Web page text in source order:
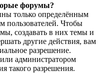
форумы?
только определённым
пользователей. Чтобы
создавать в них темы и
другие действия, вам
разрешение.
администратором
такого разрешения.